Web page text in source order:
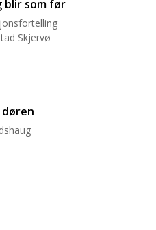
blir som før
Skjervø